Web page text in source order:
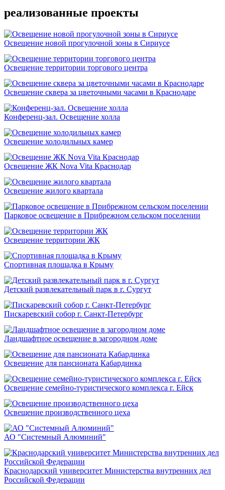
реализованные проекты
Освещение новой прогулочной зоны в Сириусе
Освещение территории торгового центра
Освещение сквера за цветочными часами в Краснодаре
Конференц-зал. Освещение холла
Освещение холодильных камер
Освещение ЖК Nova Vita Краснодар
Освещение жилого квартала
Парковое освещение в Прибрежном сельском поселении
Освещение территории ЖК
Спортивная площадка в Крыму
Детский развлекательный парк в г. Сургут
Пискаревский собор г. Санкт-Петербург
Ландшафтное освещение в загородном доме
Освещение для пансионата Кабардинка
Освещение семейно-туристического комплекса г. Ейск
Освещение производственного цеха
АО "Системный Алюминий"
Краснодарский университет Министерства внутренних дел
Российской Федерации